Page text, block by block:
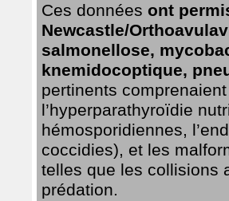
Ces données ont
Newcastle/
salmonellose,
knemidocoptique,
pertinents
l’hyperparathyroïdie
hémosporidiennes,
coccidies), et les
telles que les collisions
prédation.